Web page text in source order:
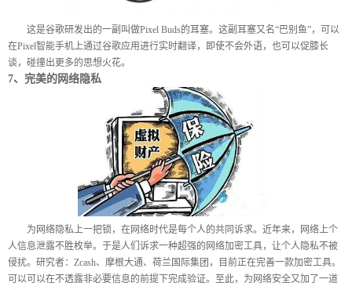
这是谷歌研发出的一副叫做Pixel Buds的耳塞。这副耳塞又名“巴别鱼”，可以
在Pixel智能手机上通过谷歌应用进行实时翻译，即使不会外语，也可以促膝长
谈，碰撞出更多的思想火花。
7、完美的网络隐私
为网络隐私上一把锁，在网络时代是每个人的共同诉求。近年来，网络上个
人信息泄露不胜枚举。于是人们诉求一种超强的网络加密工具，让个人隐私不被
侵扰。研究者： Zcash、摩根大通、荷兰国际集团，目前正在完善一款加密工具。
可以可以在不透露非必要信息的前提下完成验证。至此，为网络安全又加了一道